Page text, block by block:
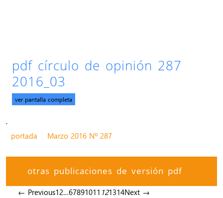
pdf círculo de opinión 287
2016_03
ver pantalla completa
.
portada
Marzo 2016 Nº 287
otras publicaciones de versión pdf
← Previous12…67891011 121314Next →